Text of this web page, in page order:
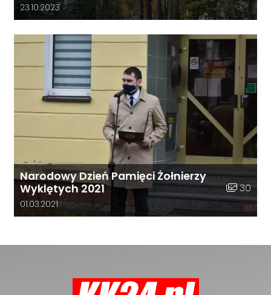
Data dodania galerii:
23.10.2023
Narodowy Dzień Pamięci Żołnierzy
Wyklętych 2021
Liczba
30
Data dodania galerii:
01.03.2021